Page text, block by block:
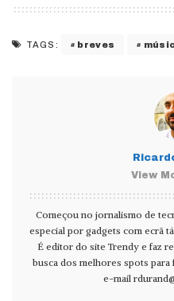
TAGS: breves
View
Começou no jornalismo de
especial por gadgets com ecrã
É editor do site Trendy e faz
busca dos melhores spots
e-mail